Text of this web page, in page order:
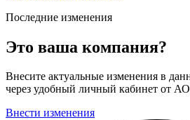
Последние изменения
Это ваша компания?
Внесите актуальные изменения в
через удобный личный кабинет от
Внести изменения